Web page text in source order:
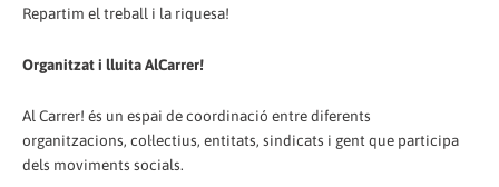
Repartim el treball i la riquesa!
Organitzat i lluita AlCarrer!
Al Carrer! és un espai de coordinació entre diferents
organitzacions, col·lectius, entitats, sindicats i gent que participa
dels moviments socials.